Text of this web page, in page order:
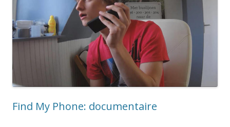
Find My Phone: documentaire